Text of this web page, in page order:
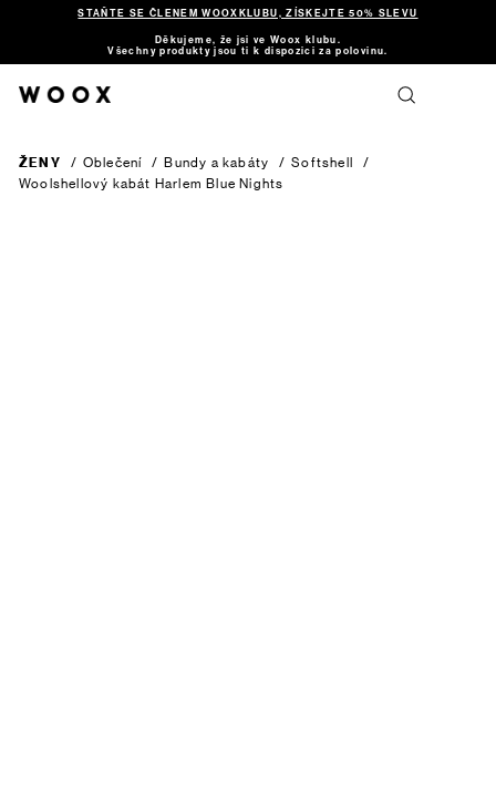
STAŇTE SE ČLENEM WOOXKLUBU, ZÍSKEJTE 50% SLEVU
Děkujeme, že jsi ve Woox klubu.
Všechny produkty jsou ti k dispozici za polovinu.
ŽENY / Oblečení / Bundy a kabáty / Softshell
/
Woolshellový kabát Harlem Blue Nights